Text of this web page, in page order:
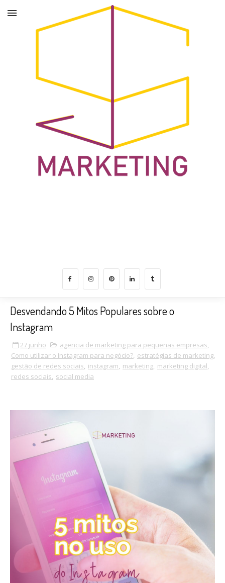
Desvendando 5 Mitos Populares sobre o
Instagram
27 junho agencia de marketing para pequenas empresas,
Como utilizar o Instagram para negócio?, estratégias de marketing,
gestão de redes sociais, instagram, marketing, marketing digital,
redes sociais, social media